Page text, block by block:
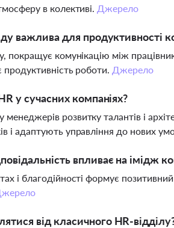
в колективі. Джерело
важлива для продуктивності
покращує комунікацію між
продуктивність роботи. Джерело
у сучасних компаніях?
розвитку талантів і
і адаптують управління до нових
впливає на імідж
і благодійності формує
від класичного HR-